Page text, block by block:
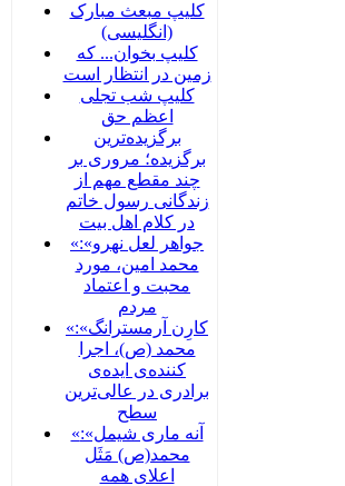
کلیپ مبعث مبارک
(انگلیسی)
کلیپ بخوان... که
زمین در انتظار است
کلیپ شب تجلی
اعظم حق
برگزیده‌ترین
برگزیده؛ مروری بر
چند مقطع مهم از
زندگانی رسول خاتم
در کلام اهل بیت
«جواهر لعل نهرو»:
محمد امین، مورد
محبت و اعتماد
مردم
«کارِن آرمسترانگ»:
محمد (ص)، اجرا
کننده‌ی ایده‌ی
برادری در عالی‌ترین
سطح
«آنه ماری شیمل»:
محمد(ص) مَثَل
اعلای همه